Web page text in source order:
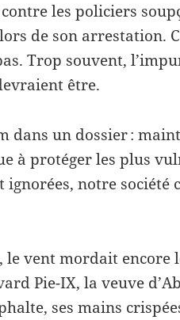
les policiers
de son arrestation.
Trop souvent,
être.
dans un dossier :
à protéger les plus
notre société
vent mordait encore
Pie-IX, la veuve
ses mains